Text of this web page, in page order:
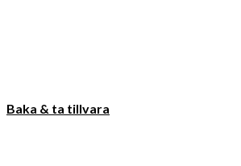
Baka & ta tillvara